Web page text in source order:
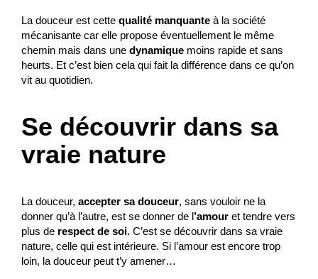
La douceur est cette qualité manquanteà la société
mécanisante car elle propose éventuellement le même
chemin mais dans une dynamiquemoins rapide et sans
heurts. Et c’est bien cela qui fait la différence dans ce qu’on
vit au quotidien.
Se découvrir dans sa
vraie nature
La douceur, accepter sa douceur, sans vouloir ne la
donner qu’à l’autre, est se donner de l’amour et tendre vers
plus de respect de soi.C’est se découvrir dans sa vraie
nature, celle qui est intérieure. Si l’amour est encore trop
loin, la douceur peut t’y amener…